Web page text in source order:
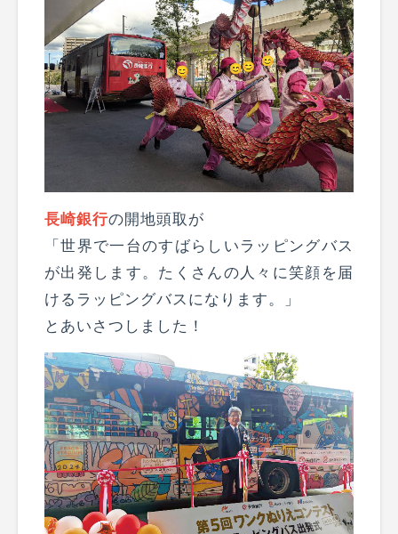
長崎銀行の開地頭取が
「世界で一台のすばらしいラッピングバス
が出発します。たくさんの人々に笑顔を届
けるラッピングバスになります。」
とあいさつしました！